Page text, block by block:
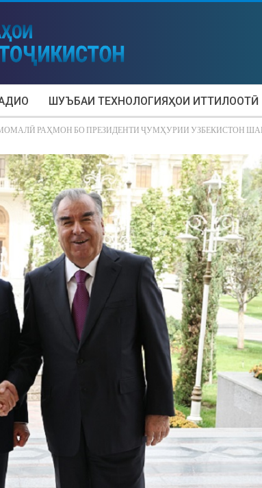
ШУЪБАИ ТЕХНОЛОГИЯҲОИ ИТТИЛООТӢ
РАҲМОН БО ПРЕЗИДЕНТИ ҶУМҲУРИИ УЗБЕКИСТОН